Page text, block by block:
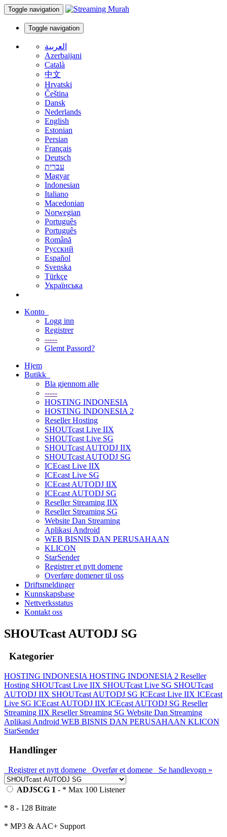
Toggle navigation
Toggle navigation
العربية
Azerbaijani
Català
中文
Hrvatski
Čeština
Dansk
Nederlands
English
Estonian
Persian
Français
Deutsch
עברית
Magyar
Indonesian
Italiano
Macedonian
Norwegian
Português
Português
Română
Русский
Español
Svenska
Türkçe
Українська
Konto
Logg inn
Registrer
-----
Glemt Passord?
Hjem
Butikk
Bla gjennom alle
-----
HOSTING INDONESIA
HOSTING INDONESIA 2
Reseller Hosting
SHOUTcast Live IIX
SHOUTcast Live SG
SHOUTcast AUTODJ IIX
SHOUTcast AUTODJ SG
ICEcast Live IIX
ICEcast Live SG
ICEcast AUTODJ IIX
ICEcast AUTODJ SG
Reseller Streaming IIX
Reseller Streaming SG
Website Dan Streaming
Aplikasi Android
WEB BISNIS DAN PERUSAHAAN
KLICON
StarSender
Registrer et nytt domene
Overføre domener til oss
Driftsmeldinger
Kunnskapsbase
Nettverksstatus
Kontakt oss
SHOUTcast AUTODJ SG
Kategorier
HOSTING INDONESIA HOSTING INDONESIA 2 Reseller
Hosting SHOUTcast Live IIX SHOUTcast Live SG SHOUTcast
AUTODJ IIX SHOUTcast AUTODJ SG ICEcast Live IIX ICEcast
Live SG ICEcast AUTODJ IIX ICEcast AUTODJ SG Reseller
Streaming IIX Reseller Streaming SG Website Dan Streaming
Aplikasi Android WEB BISNIS DAN PERUSAHAAN KLICON
StarSender
Handlinger
Registrer et nytt domene Overfør et domene Se handlevogn »
ADJSCG 1 - * Max 100 Listener
* 8 - 128 Bitrate
* MP3 & AAC+ Support